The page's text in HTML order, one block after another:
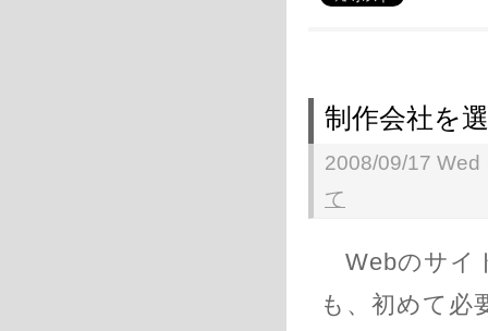
制作会社を
2008/09/17 Wed
て
Webのサイ
も、初めて必